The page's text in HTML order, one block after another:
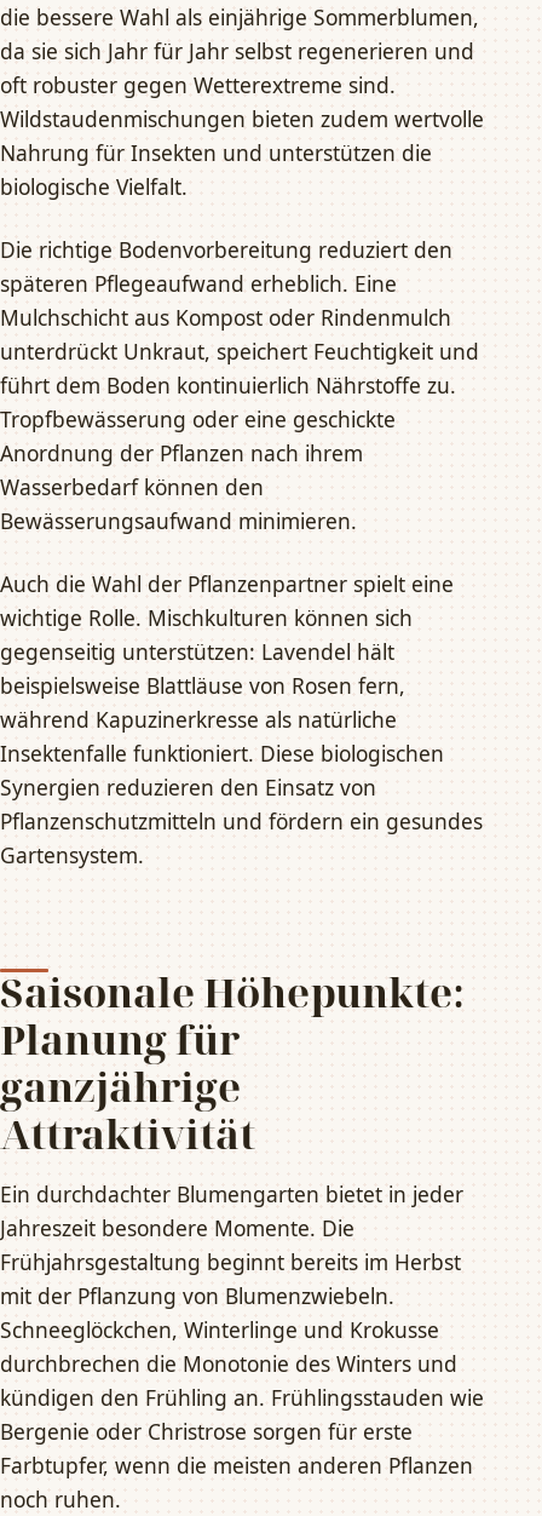
die bessere Wahl als einjährige Sommerblumen,
da sie sich Jahr für Jahr selbst regenerieren und
oft robuster gegen Wetterextreme sind.
Wildstaudenmischungen bieten zudem wertvolle
Nahrung für Insekten und unterstützen die
biologische Vielfalt.
Die richtige Bodenvorbereitung reduziert den
späteren Pflegeaufwand erheblich. Eine
Mulchschicht aus Kompost oder Rindenmulch
unterdrückt Unkraut, speichert Feuchtigkeit und
führt dem Boden kontinuierlich Nährstoffe zu.
Tropfbewässerung oder eine geschickte
Anordnung der Pflanzen nach ihrem
Wasserbedarf können den
Bewässerungsaufwand minimieren.
Auch die Wahl der Pflanzenpartner spielt eine
wichtige Rolle. Mischkulturen können sich
gegenseitig unterstützen: Lavendel hält
beispielsweise Blattläuse von Rosen fern,
während Kapuzinerkresse als natürliche
Insektenfalle funktioniert. Diese biologischen
Synergien reduzieren den Einsatz von
Pflanzenschutzmitteln und fördern ein gesundes
Gartensystem.
Saisonale Höhepunkte:
Planung für
ganzjährige
Attraktivität
Ein durchdachter Blumengarten bietet in jeder
Jahreszeit besondere Momente. Die
Frühjahrsgestaltung beginnt bereits im Herbst
mit der Pflanzung von Blumenzwiebeln.
Schneeglöckchen, Winterlinge und Krokusse
durchbrechen die Monotonie des Winters und
kündigen den Frühling an. Frühlingsstauden wie
Bergenie oder Christrose sorgen für erste
Farbtupfer, wenn die meisten anderen Pflanzen
noch ruhen.